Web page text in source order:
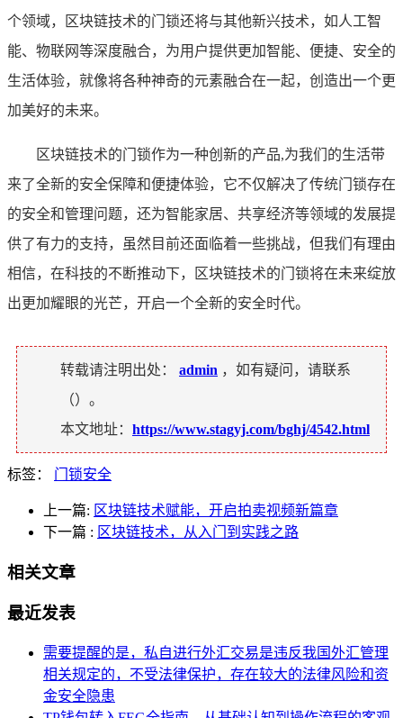
个领域，区块链技术的门锁还将与其他新兴技术，如人工智
能、物联网等深度融合，为用户提供更加智能、便捷、安全的
生活体验，就像将各种神奇的元素融合在一起，创造出一个更
加美好的未来。
区块链技术的门锁作为一种创新的产品,为我们的生活带
来了全新的安全保障和便捷体验，它不仅解决了传统门锁存在
的安全和管理问题，还为智能家居、共享经济等领域的发展提
供了有力的支持，虽然目前还面临着一些挑战，但我们有理由
相信，在科技的不断推动下，区块链技术的门锁将在未来绽放
出更加耀眼的光芒，开启一个全新的安全时代。
转载请注明出处： admin ，如有疑问，请联系
（）。
本文地址： https://www.stagyj.com/bghj/4542.html
标签： 门锁安全
上一篇: 区块链技术赋能，开启拍卖视频新篇章
下一篇 : 区块链技术，从入门到实践之路
相关文章
最近发表
需要提醒的是，私自进行外汇交易是违反我国外汇管理
相关规定的，不受法律保护，存在较大的法律风险和资
金安全隐患